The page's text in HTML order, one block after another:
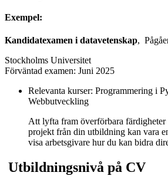
Exempel:
Kandidatexamen i datavetenskap,
Stockholms Universitet
Förväntad examen: Juni 2025
Relevanta kurser: Programmering i
Webbutveckling
Att lyfta fram överförbara färdigheter
projekt från din utbildning kan vara
visa arbetsgivare hur du kan bidra
Utbildningsnivå på CV